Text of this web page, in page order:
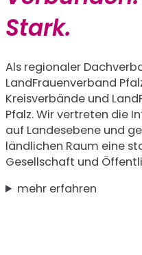
Stark.
Als regionaler
LandFrauenverband
Kreisverbände und
Pfalz. Wir vertreten die
auf Landesebene und
ländlichen Raum eine
Gesellschaft und
mehr erfahren